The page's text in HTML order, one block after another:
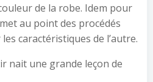
de la robe. Idem pour
au point des procédés
caractéristiques de l’autre.
nait une grande leçon de